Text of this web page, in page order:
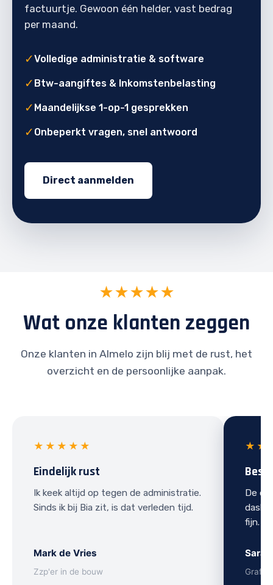
factuurtje. Gewoon één helder, vast bedrag
per maand.
✓Volledige administratie & software
✓ Btw-aangiftes & Inkomstenbelasting
✓ Maandelijkse 1-op-1 gesprekken
✓ Onbeperkt vragen, snel antwoord
Direct aanmelden
★★★★★
Wat onze klanten zeggen
Onze klanten in Almelo zijn blij met de rust, het
overzicht en de persoonlijke aanpak.
★★★★★
Eindelijk rust
Ik keek altijd op tegen de administratie.
Sinds ik bij Bia zit, is dat verleden tijd.
Mark de Vries
Zzp'er in de bouw
De
fijn.